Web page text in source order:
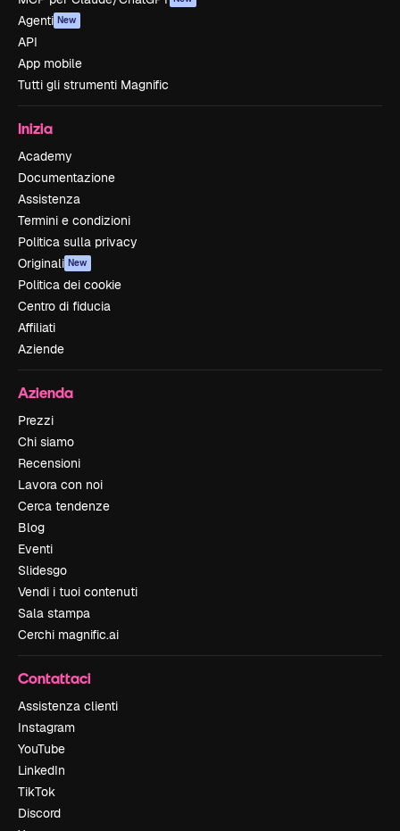
Agenti New
API
App mobile
Tutti gli strumenti Magnific
Inizia
Academy
Documentazione
Assistenza
Termini e condizioni
Politica sulla privacy
Originali New
Politica dei cookie
Centro di fiducia
Affiliati
Aziende
Azienda
Prezzi
Chi siamo
Recensioni
Lavora con noi
Cerca tendenze
Blog
Eventi
Slidesgo
Vendi i tuoi contenuti
Sala stampa
Cerchi magnific.ai
Contattaci
Assistenza clienti
Instagram
YouTube
LinkedIn
TikTok
Discord